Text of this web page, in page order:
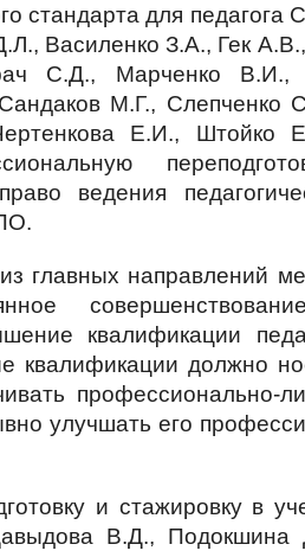
стандарта для педагога
Василенко З.А., Гек
С.Д., Марченко В.И.,
М.Г., Слепченко
Е.И., Штойко
ведения
главных направлений
квалификации
квалификации должно
профессионально-
улучшать его
и стажировку в
В.Д., Подокшина